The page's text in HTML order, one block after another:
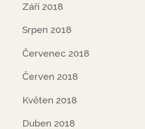
Září 2018
Srpen 2018
Červenec 2018
Červen 2018
Květen 2018
Duben 2018